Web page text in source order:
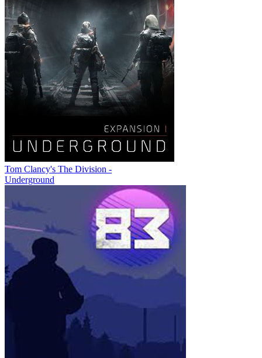
Tom Clancy's The Division -
Underground